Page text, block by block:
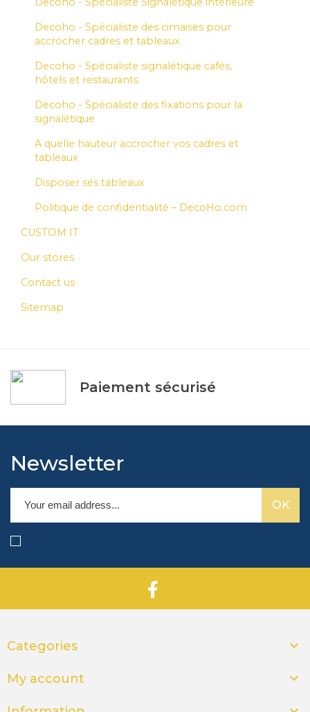
Decoho - Spécialiste des cimaises pour
accrocher cadres et tableaux
Decoho - Spécialiste signalétique cafés,
hôtels et restaurants
Decoho - Spécialiste des fixations pour la
signalétique
A quelle hauteur accrocher vos cadres et
tableaux
Disposer ses tableaux
Politique de confidentialité – DecoHo.com
CUSTOM IT
Our stores
Contact us
Sitemap
Paiement sécurisé
Newsletter
Categories 
My account 